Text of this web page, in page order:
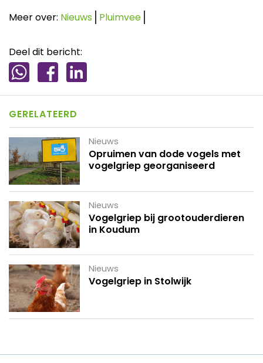
Meer over: Nieuws Pluimvee
Deel dit bericht:
GERELATEERD
Nieuws
Opruimen van dode vogels met
vogelgriep georganiseerd
Nieuws
Vogelgriep bij grootouderdieren
in Koudum
Nieuws
Vogelgriep in Stolwijk